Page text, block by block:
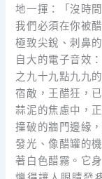
地一揮：「沒時
我們必須在你被
極致尖銳、刺鼻
自大的電子音效
之九十九點九九
宿敵，王醋狂，
蒜泥的焦慮中，
撞破的牆門邊緣
發光、像醋罐的
著白色醋霧。它